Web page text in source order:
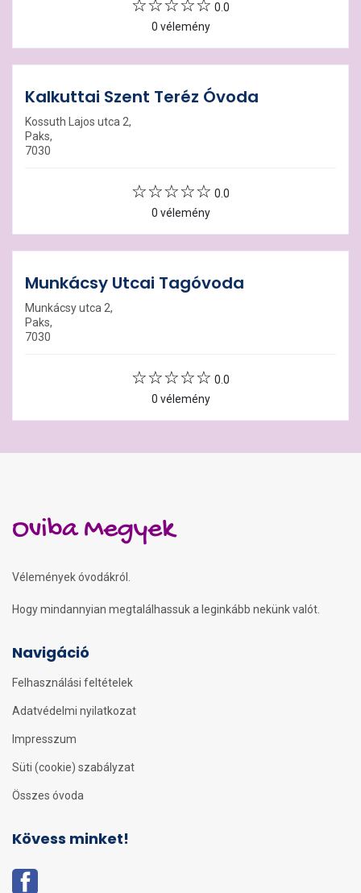
0.0
0 vélemény
Kalkuttai Szent Teréz Óvoda
Kossuth Lajos utca 2,
Paks,
7030
0.0
0 vélemény
Munkácsy Utcai Tagóvoda
Munkácsy utca 2,
Paks,
7030
0.0
0 vélemény
Oviba Megyek
Vélemények óvodákról.
Hogy mindannyian megtalálhassuk a leginkább nekünk valót.
Navigáció
Felhasználási feltételek
Adatvédelmi nyilatkozat
Impresszum
Süti (cookie) szabályzat
Összes óvoda
Kövess minket!